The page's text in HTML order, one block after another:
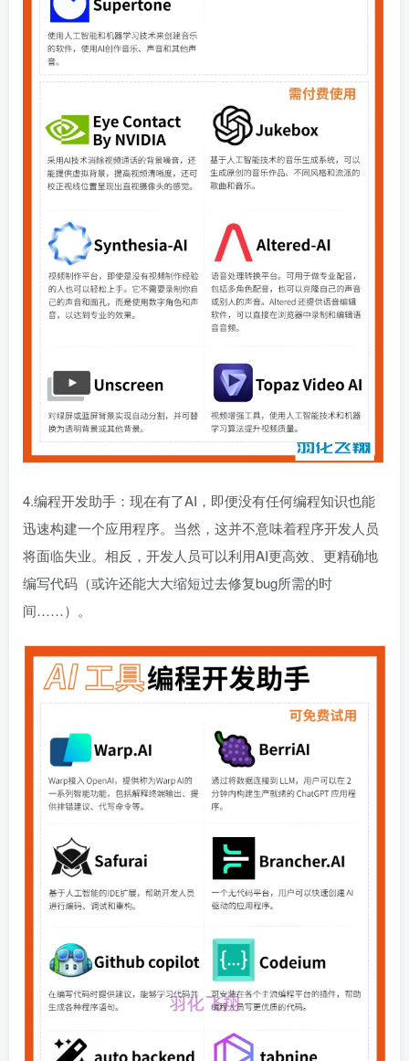
4.编程开发助手：现在有了AI，即便没有任何编程知识也能
迅速构建一个应用程序。当然，这并不意味着程序开发人员
将面临失业。相反，开发人员可以利用AI更高效、更精确地
编写代码（或许还能大大缩短过去修复bug所需的时
间……）。